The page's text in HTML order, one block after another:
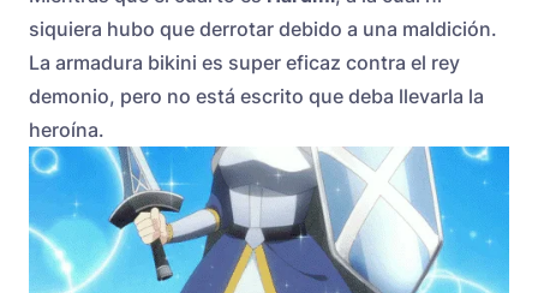
siquiera hubo que derrotar debido a una maldición.
La armadura bikini es super eficaz contra el rey
demonio, pero no está escrito que deba llevarla la
heroína.